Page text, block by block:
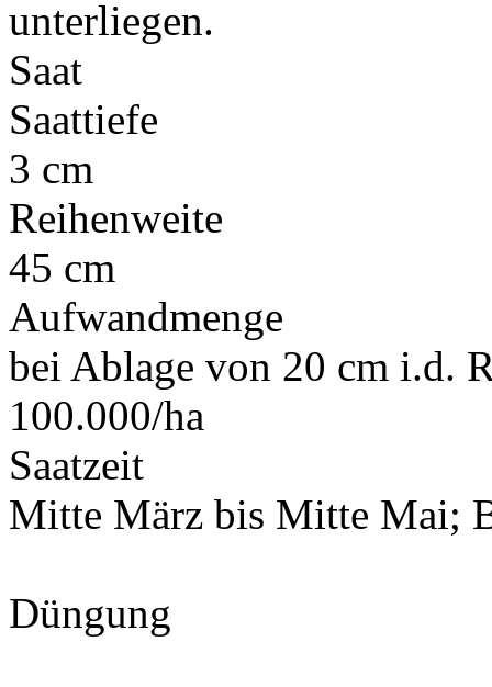
unterliegen.
Saat
Saattiefe
3 cm
Reihenweite
45 cm
Aufwandmenge
bei Ablage von 20 cm i.d.
100.000/ha
Saatzeit
Mitte März bis Mitte Mai;
Düngung